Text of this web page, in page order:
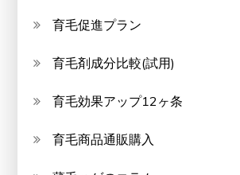
育毛促進プラン
育毛剤成分比較(試用)
育毛効果アップ12ヶ条
育毛商品通販購入